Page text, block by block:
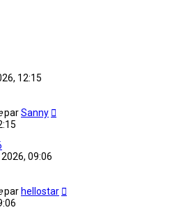
12:15
parSanny
09:06
par hellostar